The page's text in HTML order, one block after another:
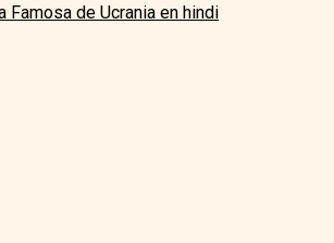
Famosa de Ucrania en hindi